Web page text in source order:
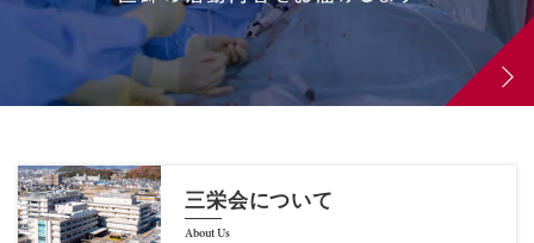
三栄会について
About Us